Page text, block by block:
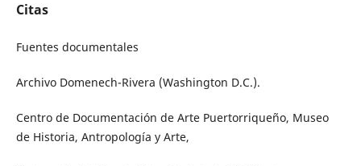
Citas
Fuentes documentales
Archivo Domenech-Rivera (Washington D.C.).
Centro de Documentación de Arte Puertorriqueño, Museo
de Historia, Antropología y Arte,